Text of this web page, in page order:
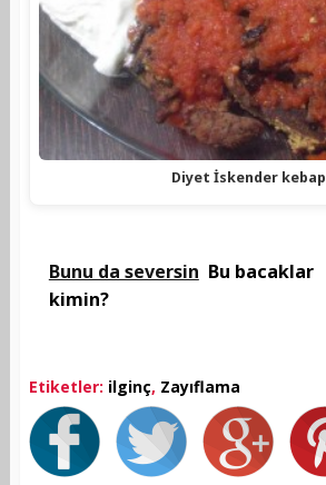
Diyet İskender kebap
Bunu da seversin Bu bacaklar
kimin?
Etiketler: ilginç, Zayıflama